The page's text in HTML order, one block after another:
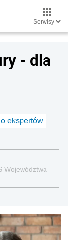
Serwisy
- dla
ekspertów
Województwa